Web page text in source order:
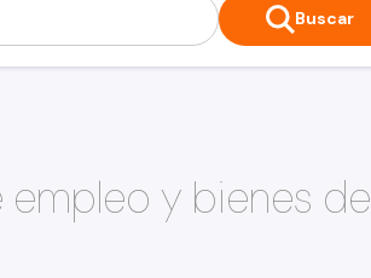
Buscar
empleo y bienes de